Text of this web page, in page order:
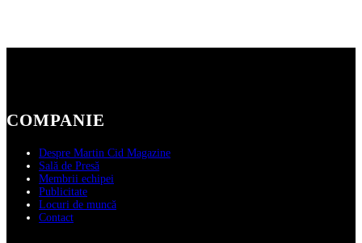
COMPANIE
Despre Martin Cid Magazine
Sală de Presă
Membrii echipei
Publicitate
Locuri de muncă
Contact